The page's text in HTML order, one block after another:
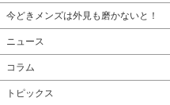
今どきメンズは外見も磨かないと！
ニュース
コラム
トピックス